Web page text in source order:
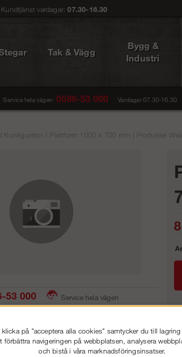
Kundtjänst vardagar:07.30-16.30
Tak & Vägg
Bygg &
Industri
Service hela vägen 0586-53 000 Vardagar 07.30-16.30
Konfigurator/ Plattform 1000 x 700 mm | Produkter
53 000
Service hela vägen
på "acceptera alla cookies" samtycker du till
förbättra navigeringen på webbplatsen, analysera
och bistå i våra marknadsföringsinsatser.